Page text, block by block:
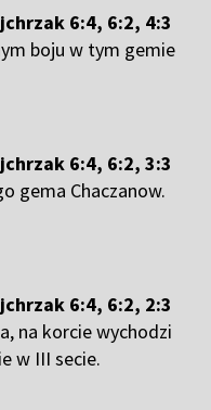
6:4, 6:2, 4:3
boju w tym gemie
6:4, 6:2, 3:3
gema Chaczanow.
6:4, 6:2, 2:3
na korcie wychodzi
w III secie.